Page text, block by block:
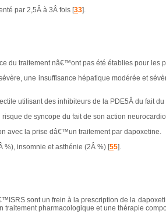
par 2,5Â à 3Â fois [33].
du traitement nâ€™ont pas été établies pour les
une insuffisance hépatique modérée et
utilisant des inhibiteurs de la PDE5Â du fait
de syncope du fait de son action
avec la prise dâ€™un traitement par dapoxetine.
%), insomnie et asthénie (2Â %) [55].
sont un frein à la prescription de la
pharmacologique et une thérapie